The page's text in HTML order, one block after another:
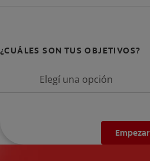
¿CUÁLES SON TUS OBJETIVOS?
Elegí una opción
Empezar